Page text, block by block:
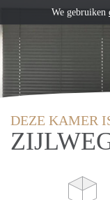
DEZE KAMER
We gebruiken